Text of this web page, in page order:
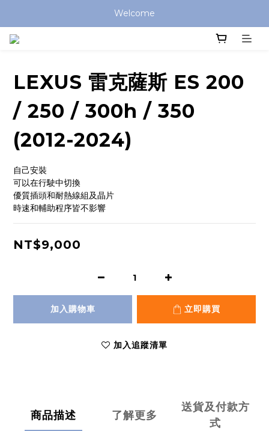
Welcome
LEXUS 雷克薩斯 ES 200
/ 250 / 300h / 350
(2012-2024)
自己安裝
可以在行駛中切換
優質插頭和耐熱線組及晶片
時速和輔助程序皆不影響
NT$9,000
加入購物車 立即購買
加入追蹤清單
商品描述 了解更多
送貨及付款方
式